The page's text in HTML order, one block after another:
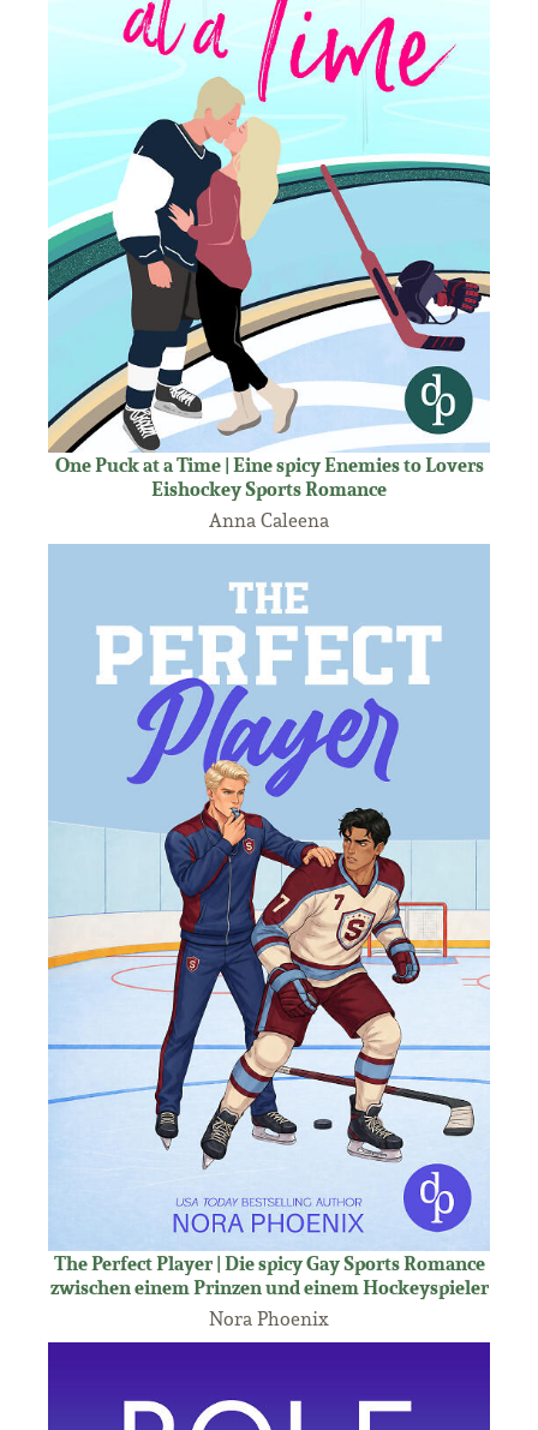
One Puck at a Time | Eine spicy Enemies to Lovers
Eishockey Sports Romance
Anna Caleena
The Perfect Player | Die spicy Gay Sports Romance
zwischen einem Prinzen und einem Hockeyspieler
Nora Phoenix